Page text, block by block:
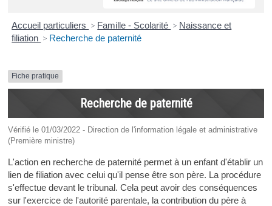
Accueil particuliers > Famille - Scolarité > Naissance et
filiation > Recherche de paternité
Fiche pratique
Recherche de paternité
Vérifié le 01/03/2022 - Direction de l'information légale et administrative
(Première ministre)
L'action en recherche de paternité permet à un enfant d'établir un
lien de filiation avec celui qu'il pense être son père. La procédure
s'effectue devant le tribunal. Cela peut avoir des conséquences
sur l'exercice de l'autorité parentale, la contribution du père à